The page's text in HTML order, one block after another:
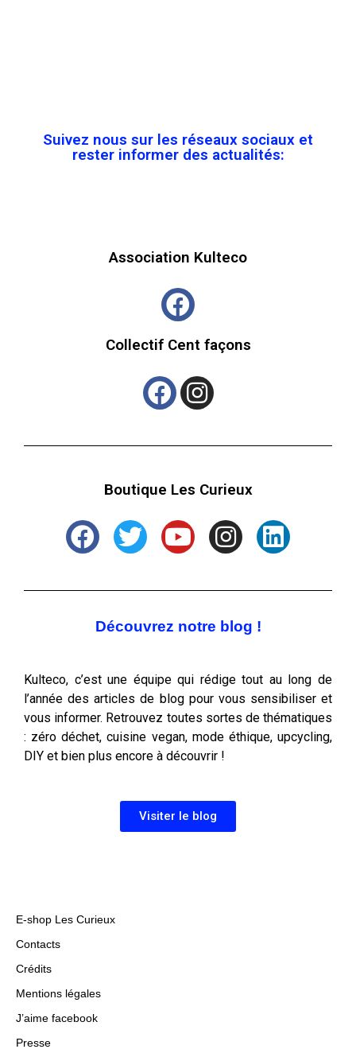
Suivez nous sur les réseaux sociaux et
rester informer des actualités:
Association Kulteco
Collectif Cent façons
Boutique Les Curieux
Découvrez notre blog !
Kulteco, c’est une équipe qui rédige tout au long de
l’année des articles de blog pour vous sensibiliser et
vous informer. Retrouvez toutes sortes de thématiques
: zéro déchet, cuisine vegan, mode éthique, upcycling,
DIY et bien plus encore à découvrir !
Visiter le blog
E-shop Les Curieux
Contacts
Crédits
Mentions légales
J’aime facebook
Presse